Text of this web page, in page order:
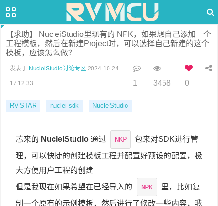
【求助】 NucleiStudio里现有的 NPK，如果想自己添加一个
工程模板，然后在新建Project时，可以选择自己新建的这个
模板，应该怎么做？
发表于 NucleiStudio讨论专区 2024-10-24
17:12:33 1 3458 0
RV-STAR nuclei-sdk NucleiStudio
芯来的 NucleiStudio 通过 NKP
包来对SDK进行管
理，可以快捷的创建模板工程并配置好预设的配置，极
大方便用户工程的创建
但是我现在如果希望在已经导入的
NPK
里，比如复
制一个原有的示例模板，然后进行了修改一些内容，我